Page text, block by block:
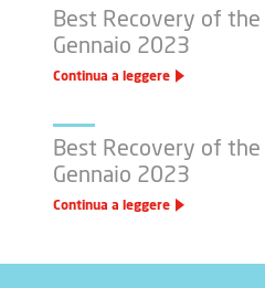
Best Recovery of the
Gennaio 2023
Continua a leggere
Best Recovery of the
Gennaio 2023
Continua a leggere